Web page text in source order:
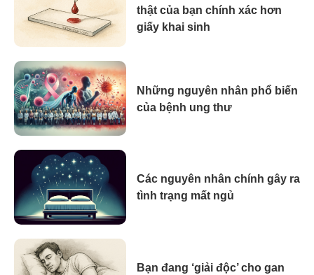
thật của bạn chính xác hơn
giấy khai sinh
Những nguyên nhân phổ biến
của bệnh ung thư
Các nguyên nhân chính gây ra
tình trạng mất ngủ
Bạn đang ‘giải độc’ cho gan